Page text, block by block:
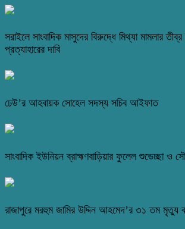
সরাইলে সাংবাদিক মাসুদের বিরুদ্ধে মিথ্যা মামলার
প্রত্যাহারের দাবি
ঢেউ’র আহবায়ক সোহেল সদস্য সচিব আইফাত
সাংবাদিক ইউনিয়ন ব্রাহ্মণবাড়িয়ার ফুলেল শুভেচ্ছা ও
রাজাপুরে মরহুম জামির উদ্দিন আহমেদ’র ৩১ তম মৃত্যু